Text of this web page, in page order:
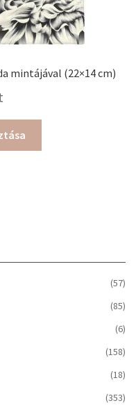
mintájával (22×14 cm)
a
termékoldalon(57)
(85)
(6)
(158)
(18)
(353)